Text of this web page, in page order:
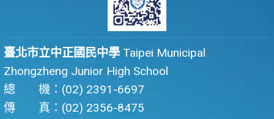
臺北市立中正國民中學 Taipei Municipal
Zhongzheng Junior High School
總 機：(02) 2391-6697
傳 真：(02) 2356-8475